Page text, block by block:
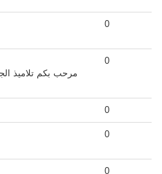
0
مرحب بكم تلاميذ
0
0
0
0